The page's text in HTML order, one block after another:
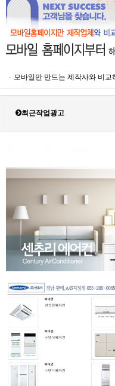
모바일만 만드는 제작사와 비교
최근작업광고